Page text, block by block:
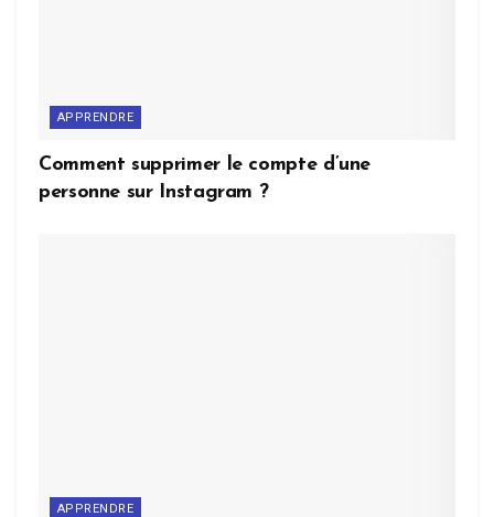
APPRENDRE
Comment supprimer le compte d’une
personne sur Instagram ?
APPRENDRE